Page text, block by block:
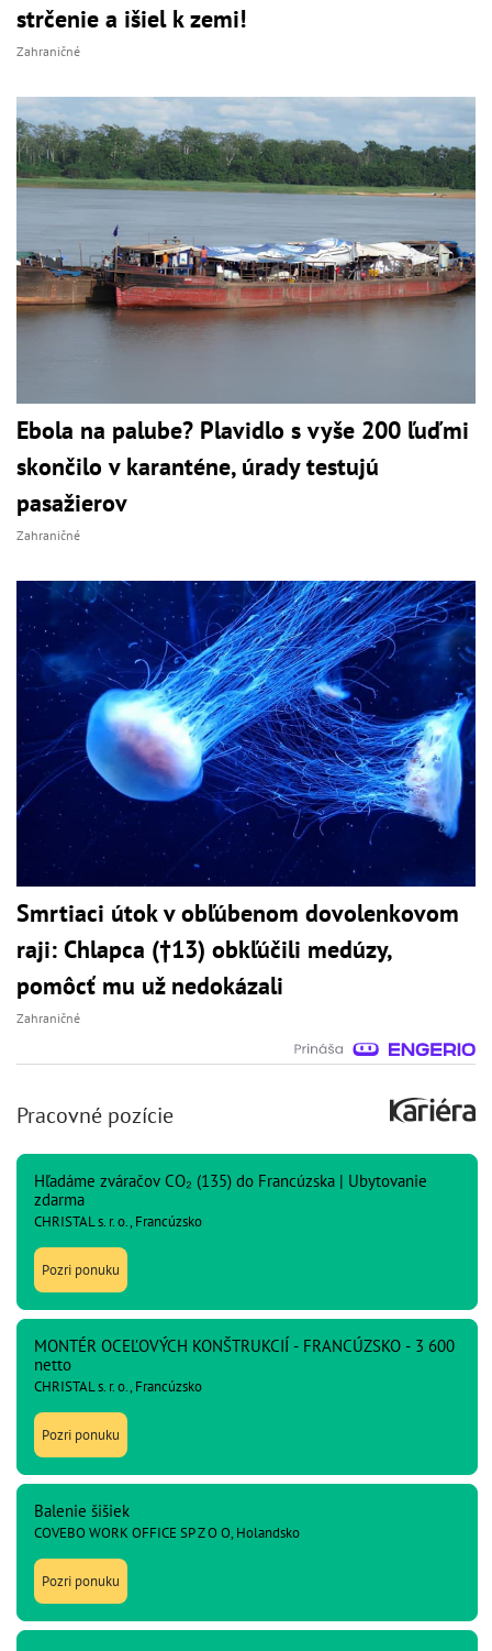
strčenie a išiel k zemi!
Zahraničné
Ebola na palube? Plavidlo s vyše 200 ľuďmi
skončilo v karanténe, úrady testujú
pasažierov
Zahraničné
Smrtiaci útok v obľúbenom dovolenkovom
raji: Chlapca (†13) obkľúčili medúzy,
pomôcť mu už nedokázali
Zahraničné
Pracovné pozície
Hľadáme zváračov CO₂ (135) do Francúzska | Ubytovanie
zdarma
CHRISTAL s. r. o., Francúzsko
Pozri ponuku
MONTÉR OCEĽOVÝCH KONŠTRUKCIÍ - FRANCÚZSKO - 3 600
netto
CHRISTAL s. r. o., Francúzsko
Pozri ponuku
Balenie šišiek
COVEBO WORK OFFICE SP Z O O, Holandsko
Pozri ponuku